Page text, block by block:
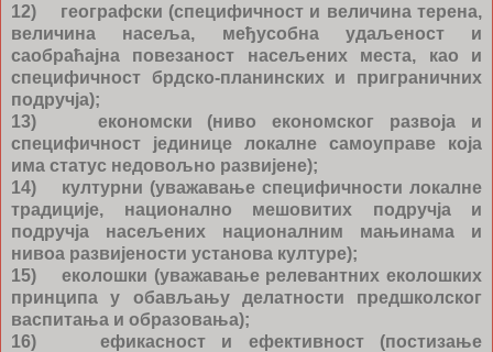
12) географски (специфичност и величина терена,
величина насеља, међусобна удаљеност и
саобраћајна повезаност насељених места, као и
специфичност брдско-планинских и приграничних
подручја);
13) економски (ниво економског развоја и
специфичност јединице локалне самоуправе која
има статус недовољно развијене);
14) културни (уважавање специфичности локалне
традиције, национално мешовитих подручја и
подручја насељених националним мањинама и
нивоа развијености установа културе);
15) еколошки (уважавање релевантних еколошких
принципа у обављању делатности предшколског
васпитања и образовања);
16) ефикасност и ефективност (постизање